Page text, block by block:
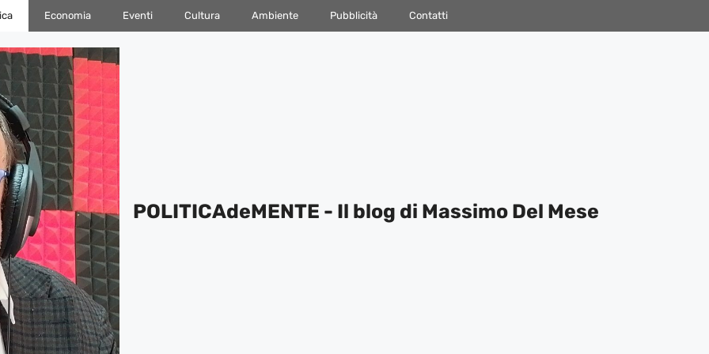
Economia Eventi Cultura Ambiente Pubblicità Contatti
POLITICAdeMENTE - Il blog di Massimo Del Mese